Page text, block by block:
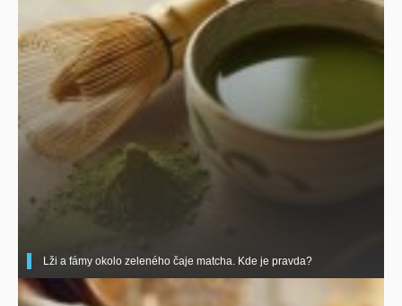
Lži a fámy okolo zeleného čaje matcha. Kde je pravda?